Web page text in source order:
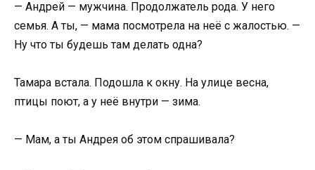
— Андрей — мужчина. Продолжатель рода. У него
семья. А ты, — мама посмотрела на неё с жалостью. —
Ну что ты будешь там делать одна?
Тамара встала. Подошла к окну. На улице весна,
птицы поют, а у неё внутри — зима.
— Мам, а ты Андрея об этом спрашивала?